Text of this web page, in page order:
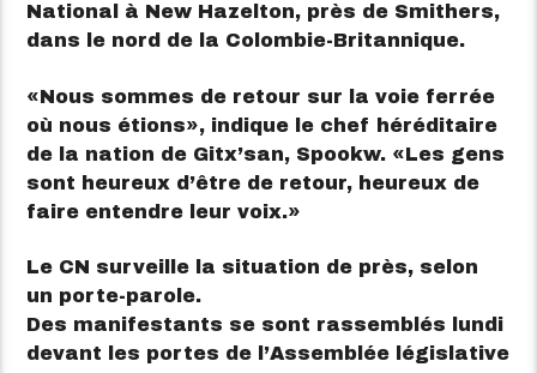
National à New Hazelton, près de Smithers,
dans le nord de la Colombie-Britannique.
Nous sommes de retour sur la voie ferrée
où nous étions
, indique le chef héréditaire
de la nation de Gitx’san, Spookw.
Les gens
sont heureux d’être de retour, heureux de
faire entendre leur voix.
Le CN surveille la situation de près, selon
un porte-parole.
Des manifestants se sont rassemblés lundi
devant les portes de l’Assemblée législative